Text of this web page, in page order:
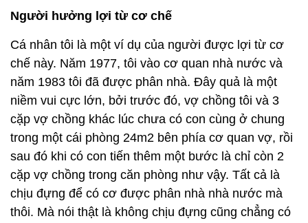
Người hưởng lợi từ cơ chế
Cá nhân tôi là một ví dụ của người được lợi từ cơ
chế này. Năm 1977, tôi vào cơ quan nhà nước và
năm 1983 tôi đã được phân nhà. Đây quả là một
niềm vui cực lớn, bởi trước đó, vợ chồng tôi và 3
cặp vợ chồng khác lúc chưa có con cùng ở chung
trong một cái phòng 24m2 bên phía cơ quan vợ, rồi
sau đó khi có con tiến thêm một bước là chỉ còn 2
cặp vợ chồng trong căn phòng như vậy. Tất cả là
chịu đựng để có cơ được phân nhà nhà nước mà
thôi. Mà nói thật là không chịu đựng cũng chẳng có